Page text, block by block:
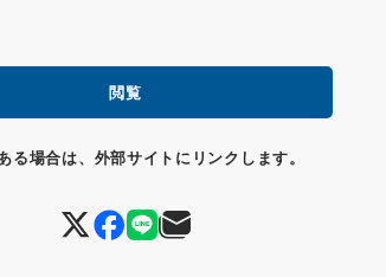
閲覧
る場合は、外部サイトにリンクします。